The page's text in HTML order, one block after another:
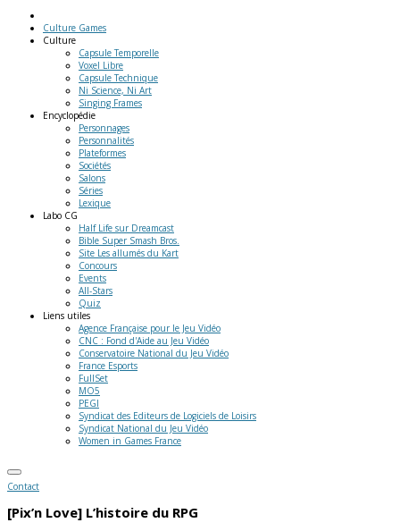
Culture Games
Culture
Capsule Temporelle
Voxel Libre
Capsule Technique
Ni Science, Ni Art
Singing Frames
Encyclopédie
Personnages
Personnalités
Plateformes
Sociétés
Salons
Séries
Lexique
Labo CG
Half Life sur Dreamcast
Bible Super Smash Bros.
Site Les allumés du Kart
Concours
Events
All-Stars
Quiz
Liens utiles
Agence Française pour le Jeu Vidéo
CNC : Fond d'Aide au Jeu Vidéo
Conservatoire National du Jeu Vidéo
France Esports
FullSet
MO5
PEGI
Syndicat des Editeurs de Logiciels de Loisirs
Syndicat National du Jeu Vidéo
Women in Games France
Contact
[Pix’n Love] L’histoire du RPG